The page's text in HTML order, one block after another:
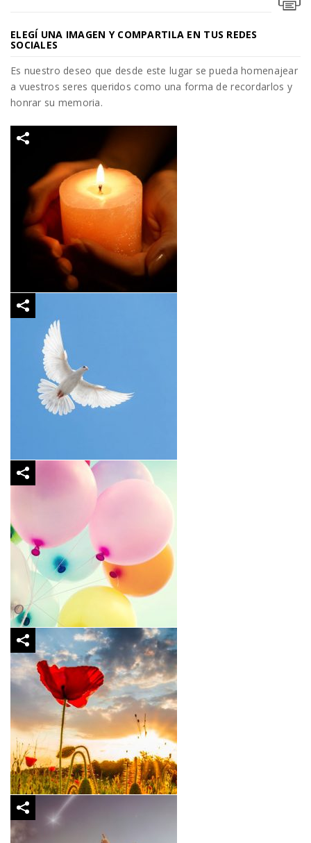
ELEGÍ UNA IMAGEN Y COMPARTILA EN TUS REDES
SOCIALES
Es nuestro deseo que desde este lugar se pueda homenajear
a vuestros seres queridos como una forma de recordarlos y
honrar su memoria.